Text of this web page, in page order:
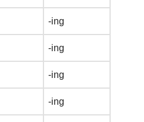
-ing
-ing
-ing
-ing